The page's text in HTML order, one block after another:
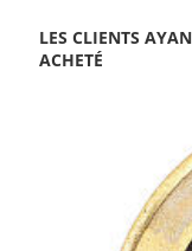
LES CLIENTS
ACHETÉ